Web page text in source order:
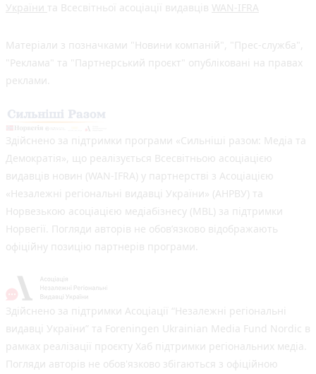
України та Всесвітньої асоціації видавців WAN-IFRA
Матеріали з позначками "Новини компаній", "Прес-служба",
"Реклама" та "Партнерський проєкт" опубліковані на правах
реклами.
Здійснено за підтримки програми «Сильніші разом: Медіа та
Демократія», що реалізується Всесвітньою асоціацією
видавців новин (WAN-IFRA) у партнерстві з Асоціацією
«Незалежні регіональні видавці України» (АНРВУ) та
Норвезькою асоціацією медіабізнесу (MBL) за підтримки
Норвегії. Погляди авторів не обов’язково відображають
офіційну позицію партнерів програми.
Здійснено за підтримки Асоціації “Незалежні регіональні
видавці України” та Foreningen Ukrainian Media Fund Nordic в
рамках реалізації проєкту Хаб підтримки регіональних медіа.
Погляди авторів не обов'язково збігаються з офіційною